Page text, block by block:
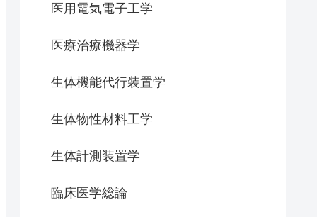
医用電気電子工学
医療治療機器学
生体機能代行装置学
生体物性材料工学
生体計測装置学
臨床医学総論